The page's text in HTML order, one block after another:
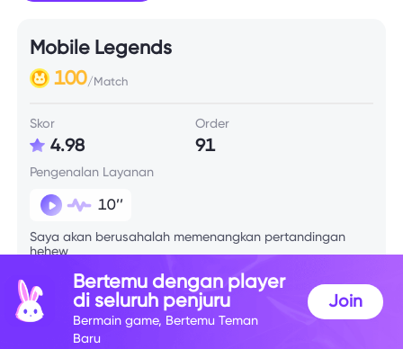
Mobile Legends
100/Match
Skor
4.98
Order
91
Pengenalan Layanan
10’’
Saya akan berusahalah memenangkan pertandingan
hehew
Info Skill
Bertemu dengan player
di seluruh penjuru
Bermain game, Bertemu Teman
Baru
Join